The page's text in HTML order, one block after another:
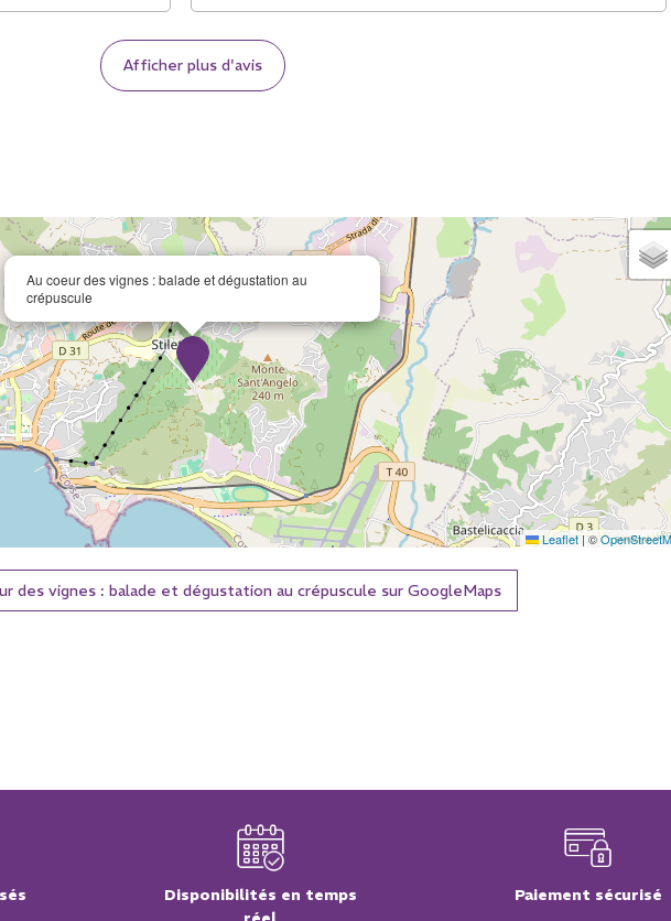
Afficher plus d'avis
Au coeur des vignes : balade et dégustation au
crépuscule
Leaflet|©
des vignes : balade et dégustation au crépuscule sur GoogleMaps
Disponibilités en temps
Paiement sécurisé